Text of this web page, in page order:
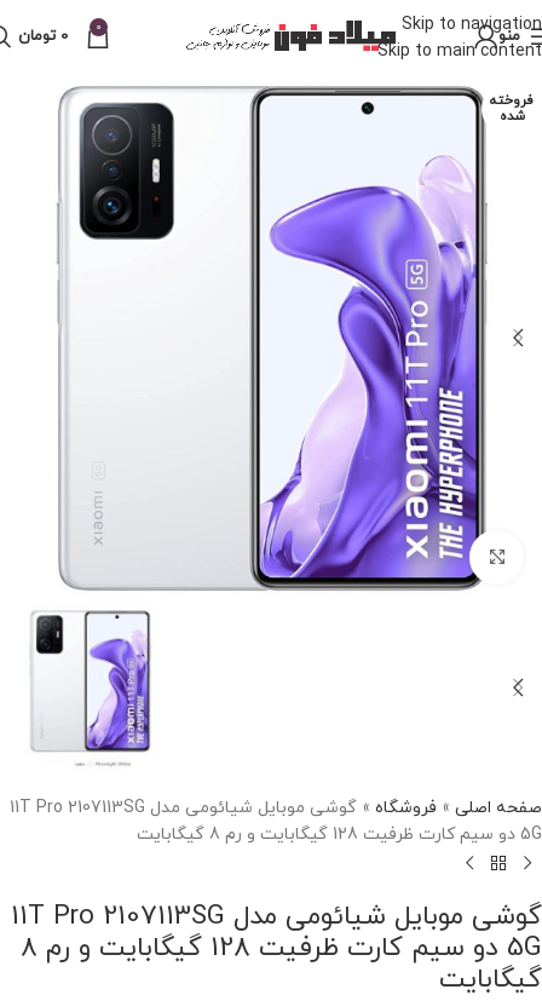
Skip to navigation
Skip to main content
منو 0
0 تومان
فروخته
شده
برای بزرگنمایی کلیک کنید
صفحه اصلی » فروشگاه »
گوشی موبایل شیائومی مدل 11T Pro 2107113SG
5G دو سیم‌ کارت ظرفیت 128 گیگابایت و رم 8 گیگابایت
گوشی موبایل شیائومی مدل 11T Pro 2107113SG
5G دو سیم‌ کارت ظرفیت 128 گیگابایت و رم 8
گیگابایت